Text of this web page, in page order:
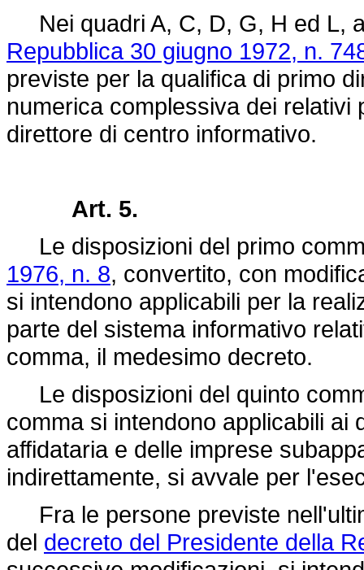
Nei quadri A, C, D, G, H ed L,
Repubblica 30 giugno 1972, n.
previste per la qualifica di primo
numerica complessiva dei
direttore di centro informativo.
Art. 5.
Le disposizioni del primo
1976, n. 8, convertito, con
si intendono applicabili per la
parte del sistema informativo
comma, il medesimo decreto.
Le disposizioni del quinto
comma si intendono applicabili ai
affidataria e delle imprese
indirettamente, si avvale per
Fra le persone previste
del decreto del Presidente della